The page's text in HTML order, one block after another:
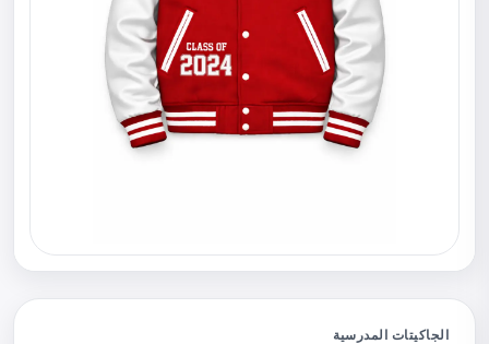
الجاكيتات المدرسية